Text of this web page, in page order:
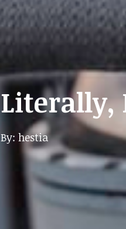
Literally,
By: hestia